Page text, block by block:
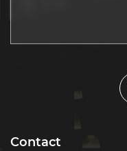
Contact